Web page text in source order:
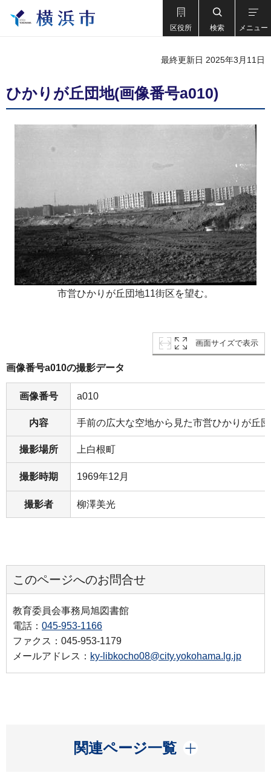
区役所 検索 メニュー
最終更新日 2025年3月11日
ひかりが丘団地(画像番号a010)
市営ひかりが丘団地11街区を望む。
画面サイズで表示
画像番号a010の撮影データ
画像番号 a010
内容 手前の広大な空地から見た市営ひかりが丘
撮影場所 上白根町
撮影時期 1969年12月
撮影者 柳澤美光
このページへのお問合せ
教育委員会事務局旭図書館
電話： 045-953-1166
ファクス：045-953-1179
メールアドレス： ky-libkocho08@city.yokohama.lg.jp
関連ページ一覧
開く